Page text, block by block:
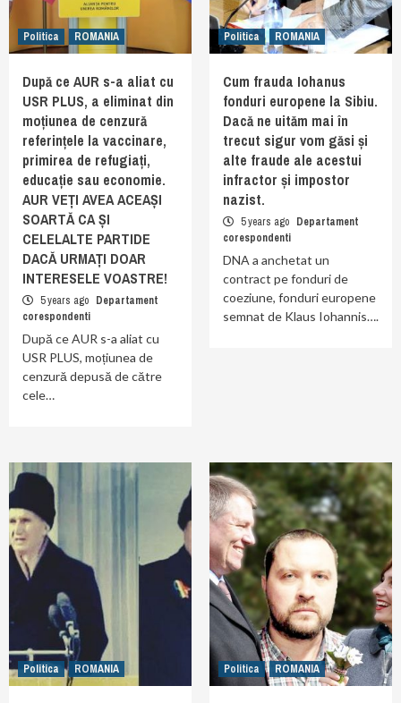
Politica ROMANIA
După ce AUR s-a aliat cu
USR PLUS, a eliminat din
moțiunea de cenzură
referințele la vaccinare,
primirea de refugiați,
educație sau economie.
AUR VEȚI AVEA ACEAȘI
SOARTĂ CA ȘI
CELELALTE PARTIDE
DACĂ URMAȚI DOAR
INTERESELE VOASTRE!
5 years ago Departament
corespondenti
După ce AUR s-a aliat cu
USR PLUS, moțiunea de
cenzură depusă de către
cele…
Politica ROMANIA
Cum frauda Iohanus
fonduri europene la Sibiu.
Dacă ne uităm mai în
trecut sigur vom găsi și
alte fraude ale acestui
infractor și impostor
nazist.
5 years ago Departament
corespondenti
DNA a anchetat un
contract pe fonduri de
coeziune, fonduri europene
semnat de Klaus Iohannis….
Politica ROMANIA Politica ROMANIA